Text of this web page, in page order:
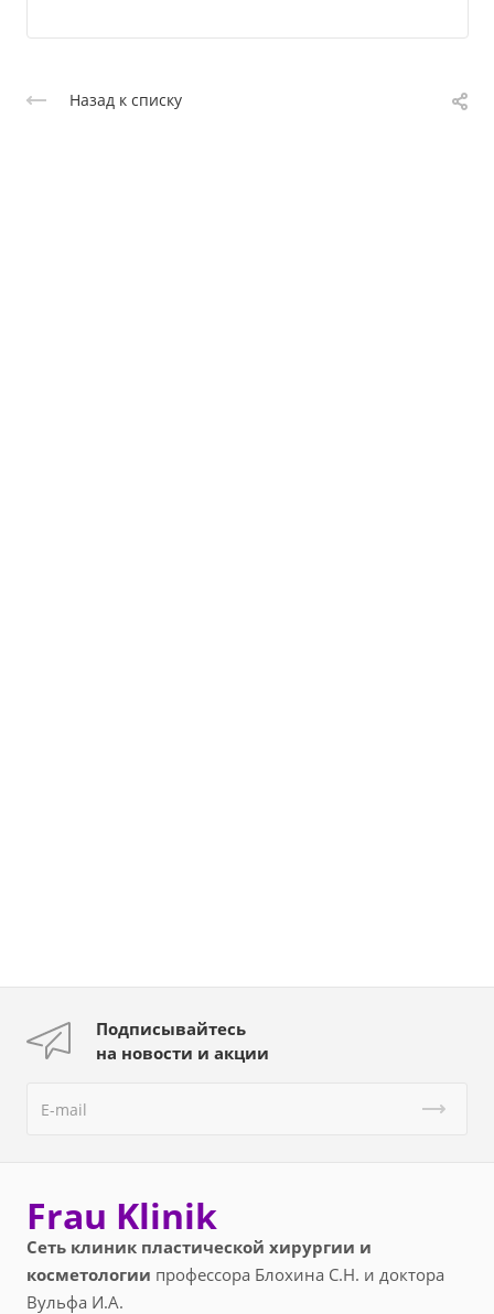
Назад к списку
Подписывайтесь
на новости и акции
Frau Klinik
Сеть клиник пластической хирургии и
косметологии профессора Блохина С.Н. и доктора
Вульфа И.А.